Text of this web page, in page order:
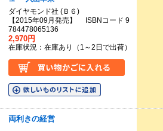
ダイヤモンド社 (Ｂ６)
【2015年09月発売】 ISBNコード 9
784478065136
2,970円
在庫状況：在庫あり（1～2日で出荷）
両利きの経営